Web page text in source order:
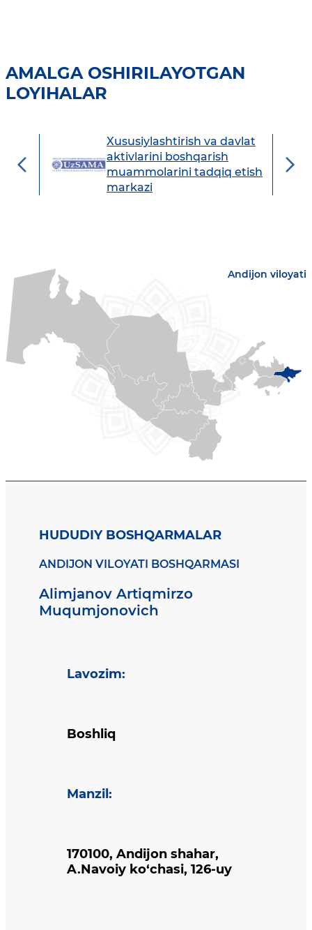
AMALGA OSHIRILAYOTGAN
LOYIHALAR
Xususiylashtirish va davlat
aktivlarini boshqarish
muammolarini tadqiq etish
markazi
Andijon viloyati
HUDUDIY BOSHQARMALAR
ANDIJON VILOYATI BOSHQARMASI
Alimjanov Artiqmirzo
Muqumjonovich
Lavozim:
Boshliq
Manzil :
170100, Andijon shahar,
A.Navoiy ko‘chasi, 126-uy